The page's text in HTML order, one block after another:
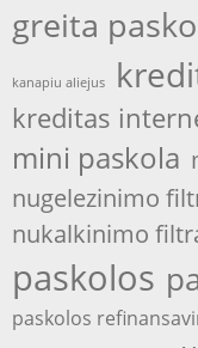
greita
kanapiu aliejus
kreditas
mini paskola
nugelezinimo
nukalkinimo
paskolos
paskolos